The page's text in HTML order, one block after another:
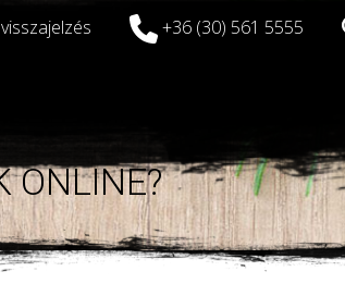
visszajelzés +36 (30) 561 5555
ONLINE?